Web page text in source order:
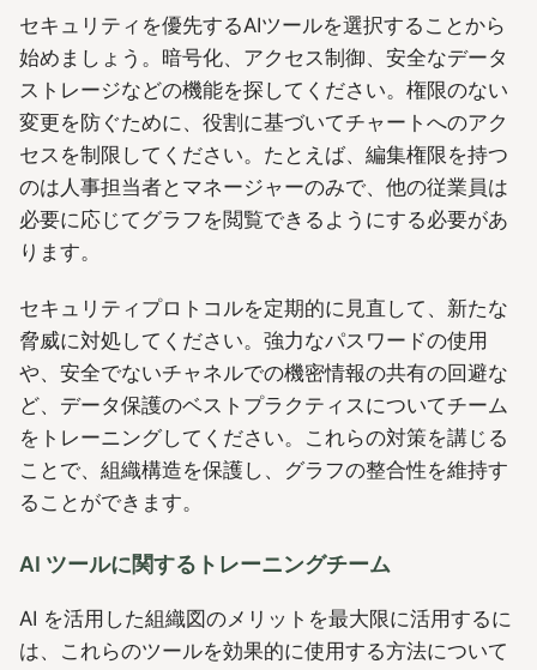
セキュリティを優先するAIツールを選択することから
始めましょう。暗号化、アクセス制御、安全なデータ
ストレージなどの機能を探してください。権限のない
変更を防ぐために、役割に基づいてチャートへのアク
セスを制限してください。たとえば、編集権限を持つ
のは人事担当者とマネージャーのみで、他の従業員は
必要に応じてグラフを閲覧できるようにする必要があ
ります。
セキュリティプロトコルを定期的に見直して、新たな
脅威に対処してください。強力なパスワードの使用
や、安全でないチャネルでの機密情報の共有の回避な
ど、データ保護のベストプラクティスについてチーム
をトレーニングしてください。これらの対策を講じる
ことで、組織構造を保護し、グラフの整合性を維持す
ることができます。
AI ツールに関するトレーニングチーム
AI を活用した組織図のメリットを最大限に活用するに
は、これらのツールを効果的に使用する方法について